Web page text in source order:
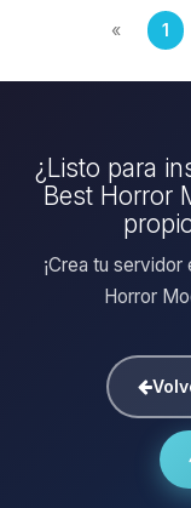
« 1
¿Listo para
Best Horror
¡Crea tu
Horror